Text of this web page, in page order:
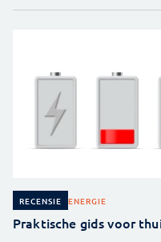
RECENSIE ENERGIE
Praktische gids voor